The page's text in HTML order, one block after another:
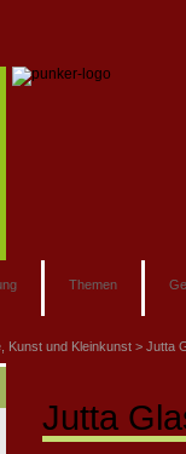
Themen
Kunst und Kleinkunst Jutta
Jutta